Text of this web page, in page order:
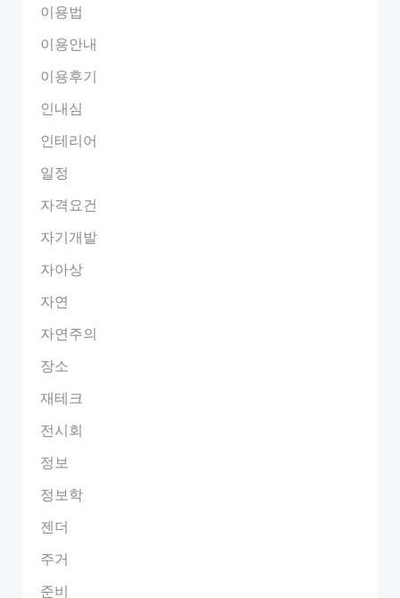
이용법
이용안내
이용후기
인내심
인테리어
일정
자격요건
자기개발
자아상
자연
자연주의
장소
재테크
전시회
정보
정보학
젠더
주거
준비